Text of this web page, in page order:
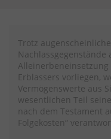
Trotz
Erblassers vorliegen,
Vermögenswerte aus
wesentlichen Teil
nach dem Testament
Folgekosten“